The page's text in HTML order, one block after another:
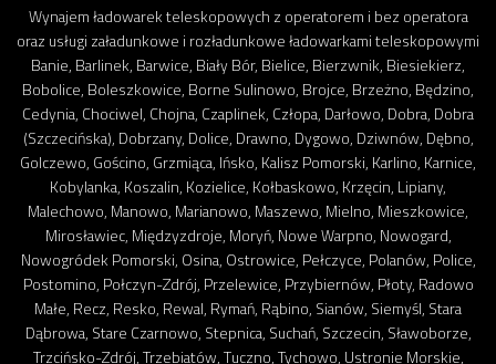
Wynajem ładowarek teleskopowych z operatorem i bez operatora
oraz usługi załadunkowe i rozładunkowe ładowarkami teleskopowymi
Banie, Barlinek, Barwice, Biały Bór, Bielice, Bierzwnik, Biesiekierz,
Bobolice, Boleszkowice, Borne Sulinowo, Brojce, Brzeżno, Będzino,
Cedynia, Chociwel, Chojna, Czaplinek, Człopa, Darłowo, Dobra, Dobra
(Szczecińska), Dobrzany, Dolice, Drawno, Dygowo, Dziwnów, Dębno,
Golczewo, Gościno, Grzmiąca, Ińsko, Kalisz Pomorski, Karlino, Karnice,
Kobylanka, Koszalin, Kozielice, Kołbaskowo, Krzęcin, Lipiany,
Malechowo, Manowo, Marianowo, Maszewo, Mielno, Mieszkowice,
Mirosławiec, Międzyzdroje, Moryń, Nowe Warpno, Nowogard,
Nowogródek Pomorski, Osina, Ostrowice, Pełczyce, Polanów, Police,
Postomino, Połczyn-Zdrój, Przelewice, Przybiernów, Płoty, Radowo
Małe, Recz, Resko, Rewal, Rymań, Rąbino, Sianów, Siemyśl, Stara
Dąbrowa, Stare Czarnowo, Stepnica, Suchań, Szczecin, Sławoborze,
Trzcińsko-Zdrój, Trzebiatów, Tuczno, Tychowo, Ustronie Morskie,